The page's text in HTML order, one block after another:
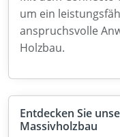
um ein
anspruchsvolle
Holzbau.
Entdecken Sie
Massivholzbau